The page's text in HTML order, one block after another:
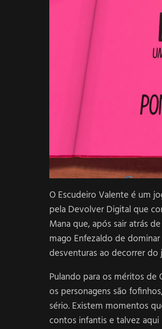
O Escudeiro Valente é um
pela Devolver Digital que
Mana que, após sair atrás
mago Enfezaldo de
desventuras ao decorrer do
Pulando para os méritos de
os personagens são
sério. Existem momentos
contos infantis e talvez